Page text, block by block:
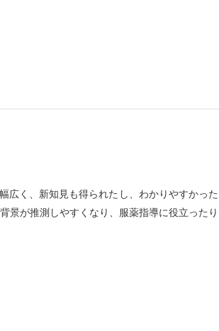
く、新知見も得られたし、わかりやすかっ
が推測しやすくなり、服薬指導に役立ったり